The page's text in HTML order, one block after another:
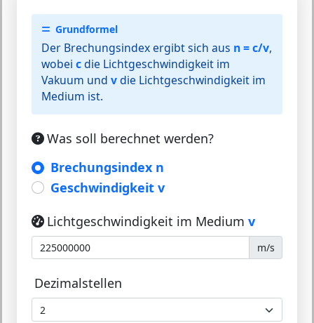
Grundformel
Der Brechungsindex ergibt sich aus n = c/v,
wobei cdie Lichtgeschwindigkeit im
Vakuum und vdie Lichtgeschwindigkeit im
Medium ist.
Was soll berechnet werden?
Brechungsindex n
Geschwindigkeit v
Lichtgeschwindigkeit im Medium v
m/s
Dezimalstellen